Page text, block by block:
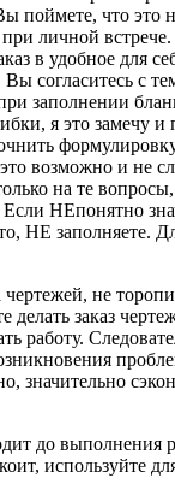
поймете, что это
при личной
в удобное для
согласитесь с
заполнении
я это замечу и
возможно и не
на те
НЕпонятно
НЕ заполняете.
чертежей, не
делать заказ
работу.
значительно
до выполнения
используйте